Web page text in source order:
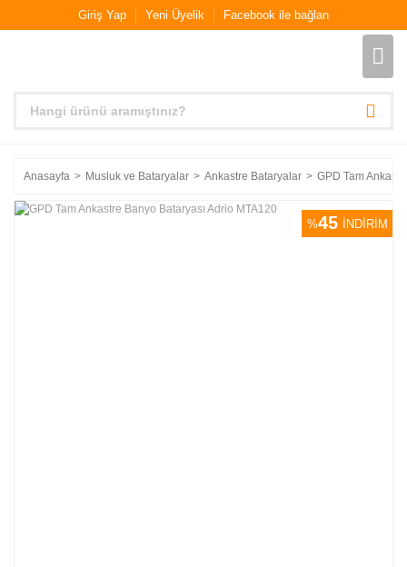
Giriş Yap Yeni Üyelik Facebook ile bağlan
Anasayfa Musluk ve Bataryalar Ankastre Bataryalar GPD Tam
%45 İNDİRİM